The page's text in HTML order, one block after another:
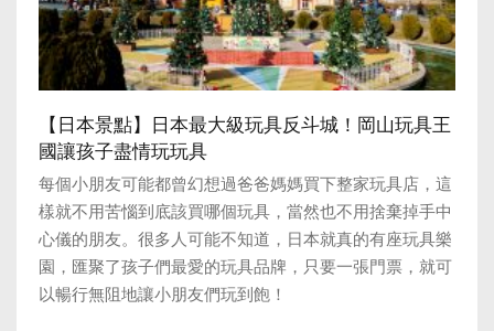
【日本景點】日本最大級玩具反斗城！岡山玩具王
國讓孩子盡情玩玩具
每個小朋友可能都曾幻想過爸爸媽媽買下整家玩具店，這
樣就不用苦惱到底該買哪個玩具，當然也不用捨棄掉手中
心儀的朋友。很多人可能不知道，日本就真的有座玩具樂
園，匯聚了孩子們最愛的玩具品牌，只要一張門票，就可
以暢行無阻地讓小朋友們玩到飽！